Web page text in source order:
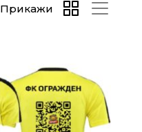
Прикажи